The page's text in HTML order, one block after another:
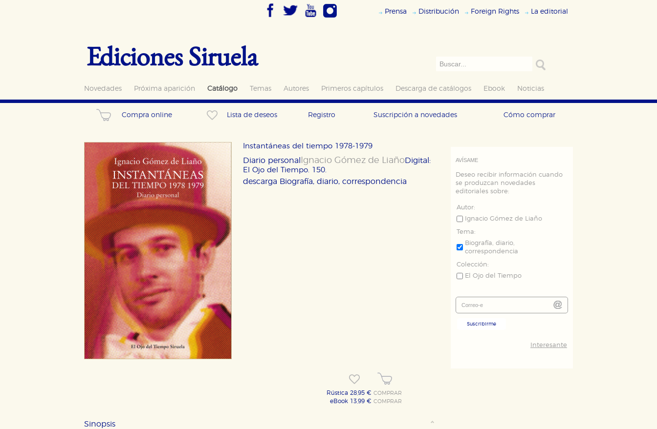
Prensa Distribución Foreign Rights La editorial
Ediciones Siruela
Novedades Próxima aparición Catálogo Temas Autores Primeros capítulos Descarga de catálogos Ebook Noticias
Compra online Lista de deseos Registro Suscripción a novedades Cómo comprar
Instantáneas del tiempo 1978-1979
Diario personal Ignacio Gómez de Liaño
El Ojo del Tiempo. 150.
Digital:
descarga Biografía, diario, correspondencia
Rústica 28,95 € COMPRAR
eBook 13,99 € COMPRAR
Sinopsis
AVÍSAME
Deseo recibir información cuando
se produzcan novedades
editoriales sobre:
Autor:
Ignacio Gómez de Liaño
Tema:
Biografía, diario,
correspondencia
Colección:
El Ojo del Tiempo
Suscribirme
Interesante